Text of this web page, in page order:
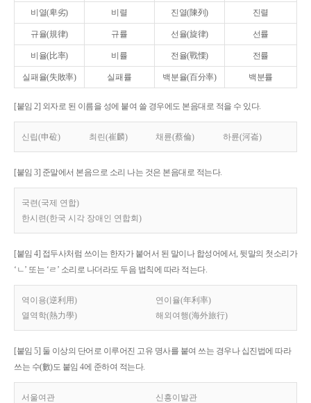
비열(卑劣) 비렬 진열(陳列) 진렬
규율(規律) 규률 선율(旋律) 선률
비율(比率) 비률 전율(戰慄) 전률
실패율(失敗率) 실패률 백분율(百分率) 백분률
[붙임 2] 외자로 된 이름을 성에 붙여 쓸 경우에도 본음대로 적을 수 있다.
신립(申砬) 최린(崔麟) 채륜(蔡倫) 하륜(河崙)
[붙임 3] 준말에서 본음으로 소리 나는 것은 본음대로 적는다.
국련(국제 연합)
한시련(한국 시각 장애인 연합회)
[붙임 4] 접두사처럼 쓰이는 한자가 붙어서 된 말이나 합성어에서, 뒷말의 첫소리가
‘ㄴ’ 또는 ‘ㄹ’ 소리로 나더라도 두음 법칙에 따라 적는다.
역이용(逆利用)
연이율(年利率)
열역학(熱力學)
해외여행(海外旅行)
[붙임 5] 둘 이상의 단어로 이루어진 고유 명사를 붙여 쓰는 경우나 십진법에 따라
쓰는 수(數)도 붙임 4에 준하여 적는다.
서울여관 신흥이발관